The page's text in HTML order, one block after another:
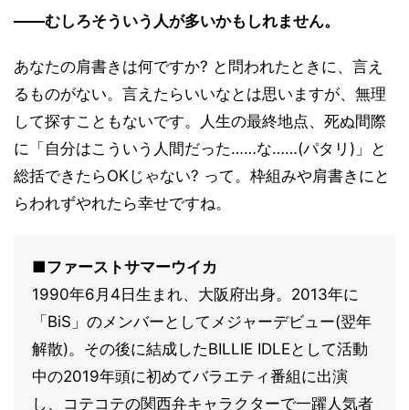
――むしろそういう人が多いかもしれません。
あなたの肩書きは何ですか? と問われたときに、言え
るものがない。言えたらいいなとは思いますが、無理
して探すこともないです。人生の最終地点、死ぬ間際
に「自分はこういう人間だった……な……(パタリ)」と
総括できたらOKじゃない? って。枠組みや肩書きにと
らわれずやれたら幸せですね。
■ファーストサマーウイカ
1990年6月4日生まれ、大阪府出身。2013年に
「BiS」のメンバーとしてメジャーデビュー(翌年
解散)。その後に結成したBILLIE IDLEとして活動
中の2019年頭に初めてバラエティ番組に出演
し、コテコテの関西弁キャラクターで一躍人気者